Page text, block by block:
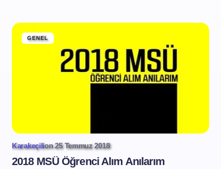
GENEL
Karakeçilion 25 Temmuz 2018
2018 MSÜ Öğrenci Alım Anılarım